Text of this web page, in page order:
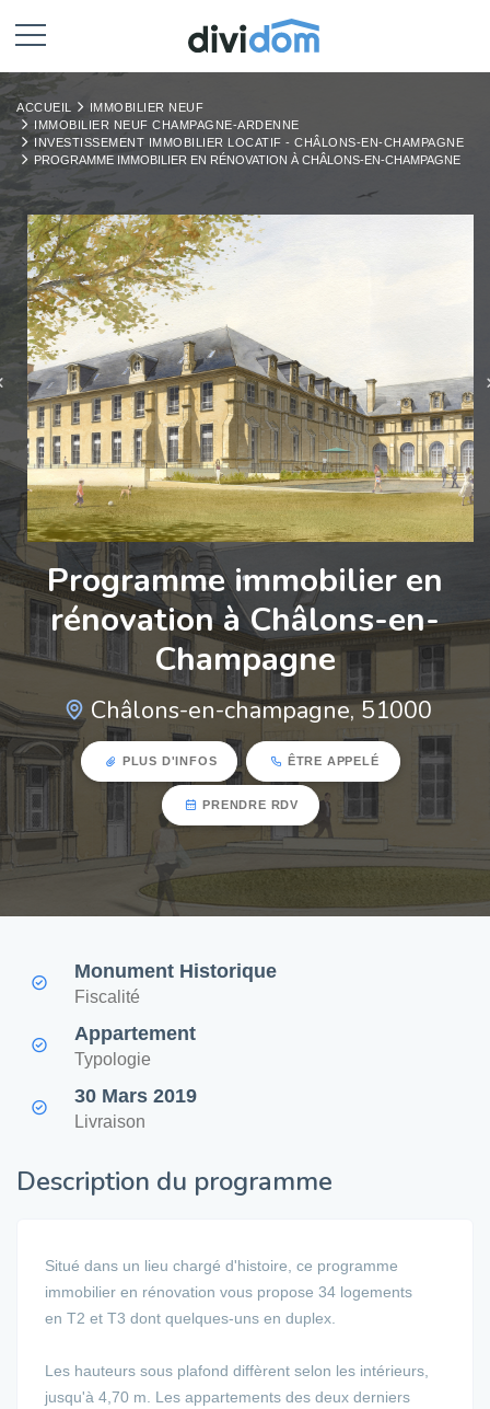
ACCUEIL
IMMOBILIER NEUF
IMMOBILIER NEUF CHAMPAGNE-ARDENNE
INVESTISSEMENT IMMOBILIER LOCATIF - CHÂLONS-EN-CHAMPAGNE
PROGRAMME IMMOBILIER EN RÉNOVATION À CHÂLONS-EN-CHAMPAGNE
Programme immobilier en
rénovation à Châlons-en-
Champagne
Châlons-en-champagne, 51000
PLUS D'INFOS ÊTRE APPELÉ
PRENDRE RDV
Monument Historique
Fiscalité
Appartement
Typologie
30 Mars 2019
Livraison
Description du programme
Situé dans un lieu chargé d'histoire, ce programme
immobilier en rénovation vous propose 34 logements
en T2 et T3 dont quelques-uns en duplex.
Les hauteurs sous plafond diffèrent selon les intérieurs,
jusqu'à 4,70 m. Les appartements des deux derniers